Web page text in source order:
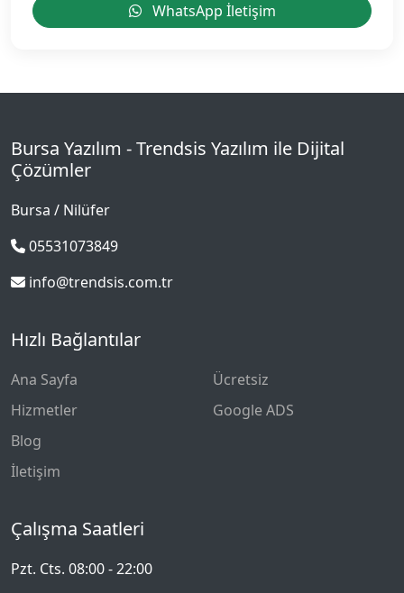
WhatsApp İletişim
Bursa Yazılım - Trendsis Yazılım ile Dijital
Çözümler
Bursa / Nilüfer
05531073849
info@trendsis.com.tr
Hızlı Bağlantılar
Ana Sayfa
Hizmetler
Blog
İletişim
Ücretsiz
Google ADS
Çalışma Saatleri
Pzt. Cts. 08:00 - 22:00